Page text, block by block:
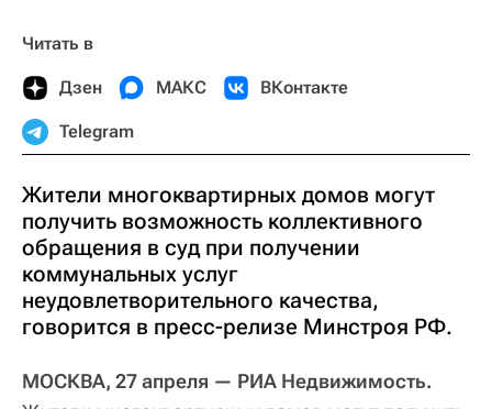
Читать в
Дзен МАКС ВКонтакте
Telegram
Жители многоквартирных домов могут
получить возможность коллективного
обращения в суд при получении
коммунальных услуг
неудовлетворительного качества,
говорится в пресс-релизе Минстроя РФ.
МОСКВА, 27 апреля — РИА Недвижимость.